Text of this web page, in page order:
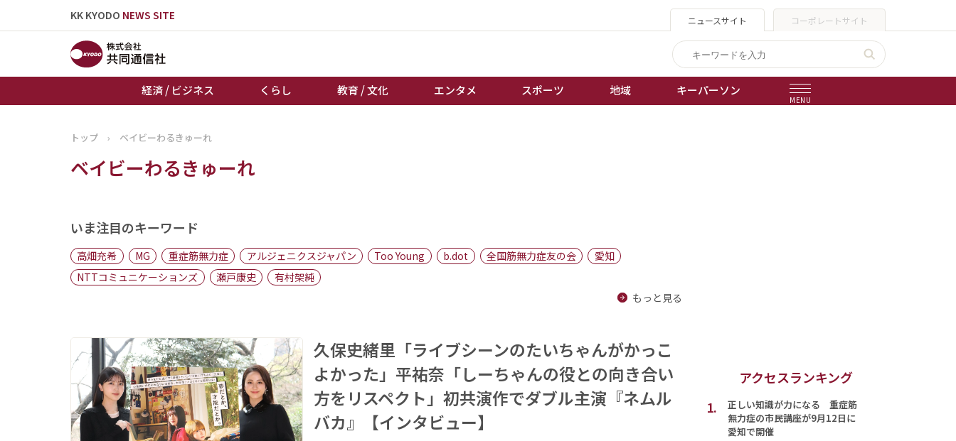
KK KYODO NEWS SITE ニュースサイト コーポレートサイト
経済 / ビジネス くらし 教育 / 文化 エンタメ スポーツ 地域 キーパーソン
MENU
トップページ
お知らせ
地域
棋王戦
トップ › ベイビーわるきゅーれ
ベイビーわるきゅーれ
いま注目のキーワード
高畑充希 MG 重症筋無力症 アルジェニクスジャパン Too Young b.dot 全国筋無力症友の会
愛知
NTTコミュニケーションズ
瀬戸康史
有村架純
もっと見る
久保史緒里「ライブシーンのたいちゃんがかっこ
よかった」平祐奈「しーちゃんの役との向き合い
方をリスペクト」初共演作でダブル主演『ネムル
バカ』【インタビュー】
アクセスランキング
1.
正しい知識が力になる 重症筋
無力症の市民講座が9月12日に
愛知で開催